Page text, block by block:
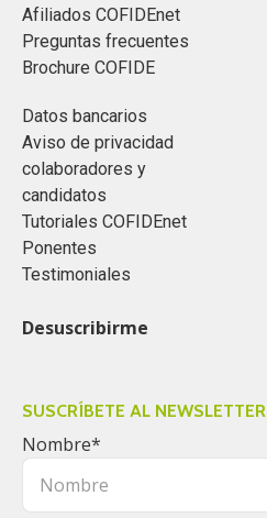
Afiliados COFIDEnet
Preguntas frecuentes
Brochure COFIDE
Datos bancarios
Aviso de privacidad
colaboradores y
candidatos
Tutoriales COFIDEnet
Ponentes
Testimoniales
Desuscribirme
SUSCRÍBETE AL NEWSLETTER
Nombre*